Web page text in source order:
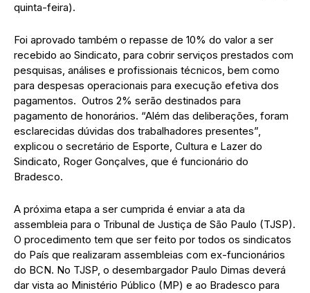
quinta-feira).
Foi aprovado também o repasse de 10% do valor a ser
recebido ao Sindicato, para cobrir serviços prestados com
pesquisas, análises e profissionais técnicos, bem como
para despesas operacionais para execução efetiva dos
pagamentos. Outros 2% serão destinados para
pagamento de honorários. “Além das deliberações, foram
esclarecidas dúvidas dos trabalhadores presentes”,
explicou o secretário de Esporte, Cultura e Lazer do
Sindicato, Roger Gonçalves, que é funcionário do
Bradesco.
A próxima etapa a ser cumprida é enviar a ata da
assembleia para o Tribunal de Justiça de São Paulo (TJSP).
O procedimento tem que ser feito por todos os sindicatos
do País que realizaram assembleias com ex-funcionários
do BCN. No TJSP, o desembargador Paulo Dimas deverá
dar vista ao Ministério Público (MP) e ao Bradesco para